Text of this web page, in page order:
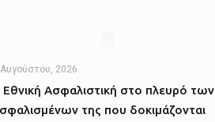
2026
Εθνική Ασφαλιστική στο πλευρό των
της που δοκιμάζονται